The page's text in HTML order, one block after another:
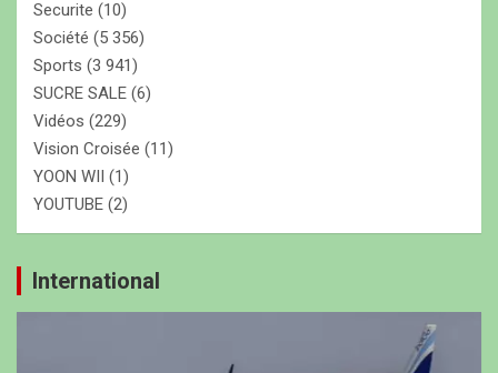
Securite (10)
Société (5 356)
Sports (3 941)
SUCRE SALE (6)
Vidéos (229)
Vision Croisée (11)
YOON WII
(1)
YOUTUBE (2)
International